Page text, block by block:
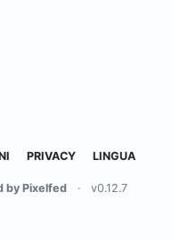
PRIVACY LINGUA
by Pixelfed · v0.12.7